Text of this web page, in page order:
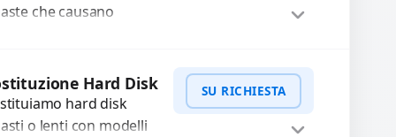
che causano
approfondita e
di componenti di
WhatsApp
Hard Disk
hard disk
o lenti con modelli
SU RICHIESTA